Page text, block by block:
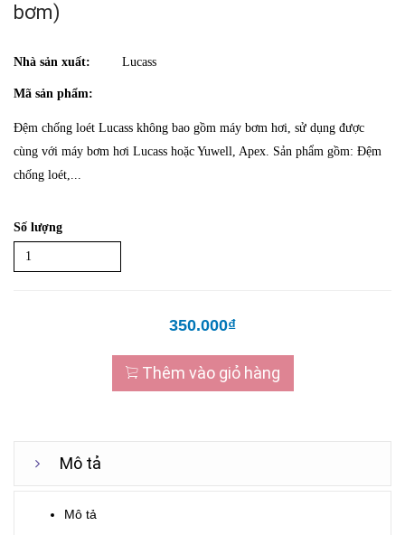
bơm)
Nhà sản xuất: Lucass
Mã sản phẩm:
Đệm chống loét Lucass không bao gồm máy bơm hơi, sử dụng được
cùng với máy bơm hơi Lucass hoặc Yuwell, Apex. Sản phẩm gồm: Đệm
chống loét,...
Số lượng
350.000₫
Thêm vào giỏ hàng
Mô tả
Mô tả